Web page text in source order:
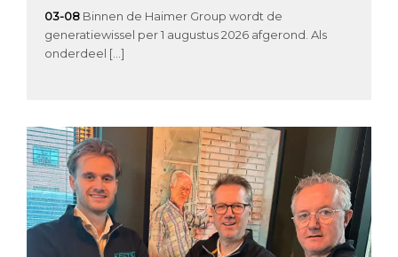
03-08 Binnen de Haimer Group wordt de
generatiewissel per 1 augustus 2026 afgerond. Als
onderdeel […]